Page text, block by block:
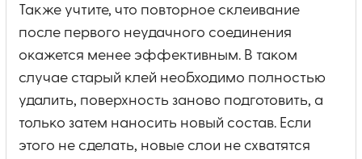
Также учтите, что повторное склеивание
после первого неудачного соединения
окажется менее эффективным. В таком
случае старый клей необходимо полностью
удалить, поверхность заново подготовить, а
только затем наносить новый состав. Если
этого не сделать, новые слои не схватятся